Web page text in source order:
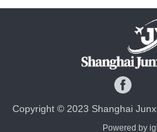
Copyright © 2023 Shanghai
Powered by